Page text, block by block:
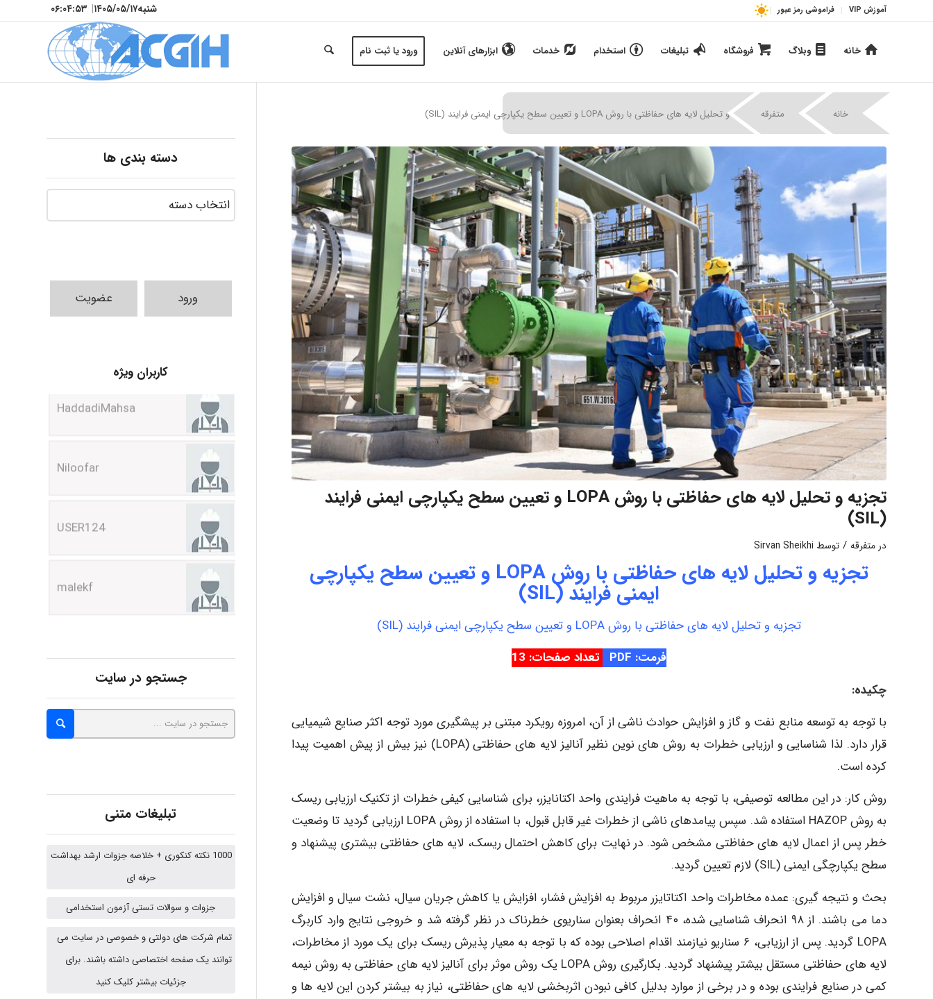
آموزش VIP فراموشی رمز عبور شنبه۱۴۰۵/۰۵/۱۷| ۰۶:۰۴:۵۵
خانه وبلاگ فروشگاه تبلیغات استخدام خدمات ابزارهای آنلاین ورود یا ثبت نام
خانه متفرقه |
تجزیه و تحلیل لایه های حفاظتی با روش LOPA و تعیین سطح یکپارچی ایمنی فرایند (SIL)
تجزیه و تحلیل لایه های حفاظتی با روش LOPA و تعیین سطح یکپارچی ایمنی فرایند
(SIL)
درمتفرقه / توسط Sirvan Sheikhi
تجزیه و تحلیل لایه های حفاظتی با روش LOPA و تعیین سطح یکپارچی
ایمنی فرایند (SIL)
تجزیه و تحلیل لایه های حفاظتی با روش LOPA و تعیین سطح یکپارچی ایمنی فرایند (SIL)
فرمت: PDF
تعداد صفحات: 13
چکیده:
با توجه به توسعه منابع نفت و گاز و افزایش حوادث ناشی از آن، امروزه رویکرد مبتنی بر پیشگیری مورد توجه اکثر صنایع شیمیایی
قرار دارد. لذا شناسایی و ارزیابی خطرات به روش های نوین نظیر آنالیز لایه های حفاظتی (LOPA) نیز بیش از پیش اهمیت پیدا
کرده است.
روش کار: در این مطالعه توصیفی، با توجه به ماهیت فرایندی واحد اکتانایزر، برای شناسایی کیفی خطرات از تکنیک ارزیابی ریسک
به روش HAZOP استفاده شد. سپس پیامدهای ناشی از خطرات غیر قابل قبول، با استفاده از روش LOPA ارزیابی گردید تا وضعیت
خطر پس از اعمال لایه های حفاظتی مشخص شود. در نهایت برای کاهش احتمال ریسک، لایه های حفاظتی بیشتری پیشنهاد و
سطح یکپارچگی ایمنی (SIL) لازم تعیین گردید.
بحث و نتیجه گیری: عمده مخاطرات واحد اکتاتایزر مربوط به افزایش فشار، افزایش یا کاهش جریان سیال، نشت سیال و افزایش
دما می باشند. از ۹۸ انحراف شناسایی شده، ۴۰ انحراف بعنوان سناریوی خطرناک در نظر گرفته شد و خروجی نتایج وارد کاربرگ
LOPA گردید. پس از ارزیابی، ۶ سناریو نیازمند اقدام اصلاحی بوده که با توجه به معیار پذیرش ریسک برای یک مورد از مخاطرات،
لایه های حفاظتی مستقل بیشتر پیشنهاد گردید. بکارگیری روش LOPA یک روش موثر برای آنالیز لایه های حفاظتی به روش نیمه
کمی در صنایع فرایندی بوده و در برخی از موارد بدلیل کافی نبودن اثربخشی لایه های حفاظتی، نیاز به بیشتر کردن این لایه ها و
دسته بندی ها
ورود عضویت
کاربران ویژه
Niloofar
USER124
malekf
abolfazlkoshehe
A.balandeh
Jafar Tym
aghajari vahid
HaddadiMahsa
جستجو در سایت
تبلیغات متنی
1000 نکته کنکوری + خلاصه جزوات ارشد بهداشت
حرفه ای
جزوات و سوالات تستی آزمون استخدامی
تمام شرکت های دولتی و خصوصی در سایت می
توانند یک صفحه اختصاصی داشته باشند. برای
جزئیات بیشتر کلیک کنید